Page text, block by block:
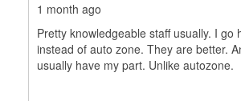
1 month ago
Pretty knowledgeable staff usually. I go
instead of auto zone. They are better.
usually have my part. Unlike autozone.